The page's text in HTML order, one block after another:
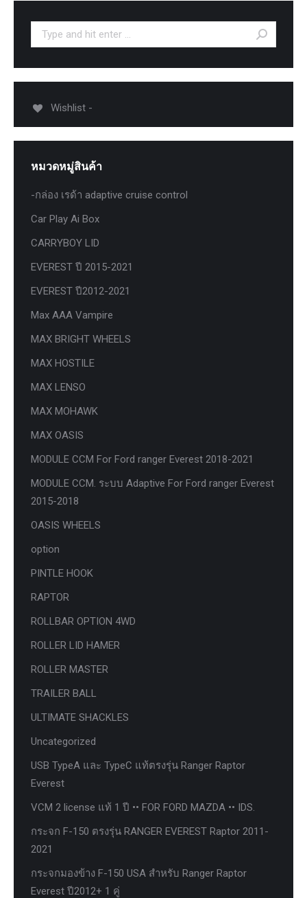
Search:
Wishlist -
หมวดหมู่สินค้า
-กล่อง เรด้า adaptive cruise control
Car Play Ai Box
CARRYBOY LID
EVEREST ปี 2015-2021
EVEREST ปี2012-2021
Max AAA Vampire
MAX BRIGHT WHEELS
MAX HOSTILE
MAX LENSO
MAX MOHAWK
MAX OASIS
MODULE CCM For Ford ranger Everest 2018-2021
MODULE CCM. ระบบ Adaptive For Ford ranger Everest
2015-2018
OASIS WHEELS
option
PINTLE HOOK
RAPTOR
ROLLBAR OPTION 4WD
ROLLER LID HAMER
ROLLER MASTER
TRAILER BALL
ULTIMATE SHACKLES
Uncategorized
USB TypeA และ TypeC แท้ตรงรุ่น Ranger Raptor
Everest
VCM 2 license แท้ 1 ปี •• FOR FORD MAZDA •• IDS.
กระจก F-150 ตรงรุ่น RANGER EVEREST Raptor 2011-
2021
กระจกมองข้าง F-150 USA สำหรับ Ranger Raptor
Everest ปี2012+ 1 คู่